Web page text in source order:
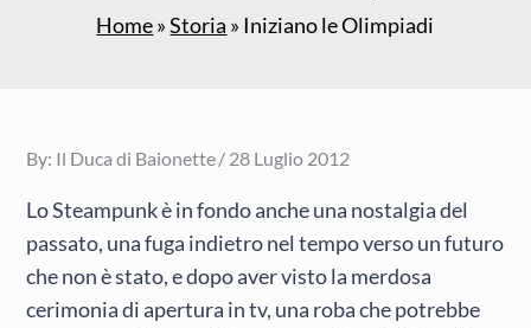
Home»Storia » Iniziano le Olimpiadi
By: Il Duca di Baionette Posted
28 Luglio 2012
Lo Steampunk è in fondo anche una nostalgia del
passato, una fuga indietro nel tempo verso un futuro
che non è stato, e dopo aver visto la merdosa
cerimonia di apertura in tv, una roba che potrebbe